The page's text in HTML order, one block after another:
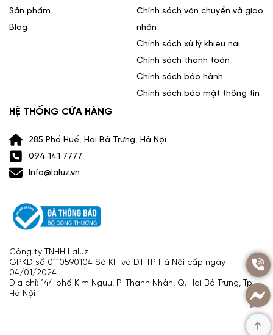
Sản phẩm
Blog
Chính sách vận chuyển và giao
nhận
Chính sách xử lý khiếu nại
Chính sách thanh toán
Chính sách bảo hành
Chính sách bảo mật thông tin
HỆ THỐNG CỬA HÀNG
285 Phố Huế, Hai Bà Trưng, Hà Nội
094 141 7777
Info@laluz.vn
Công ty TNHH Laluz
GPKD số 0110590104 Sở KH và ĐT TP Hà Nội cấp ngày
04/01/2024
Địa chỉ: 144 phố Kim Ngưu, P. Thanh Nhàn, Q. Hai Bà Trưng, Tp.
Hà Nội